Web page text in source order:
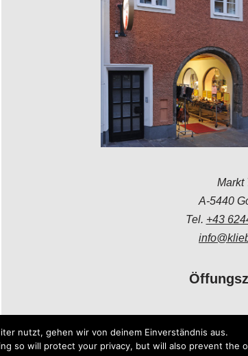
Markt
A-5440
Tel. +43
08.00 -
nutzt, gehen wir von deinem Einverständnis aus.
so will protect your privacy, but will also prevent the